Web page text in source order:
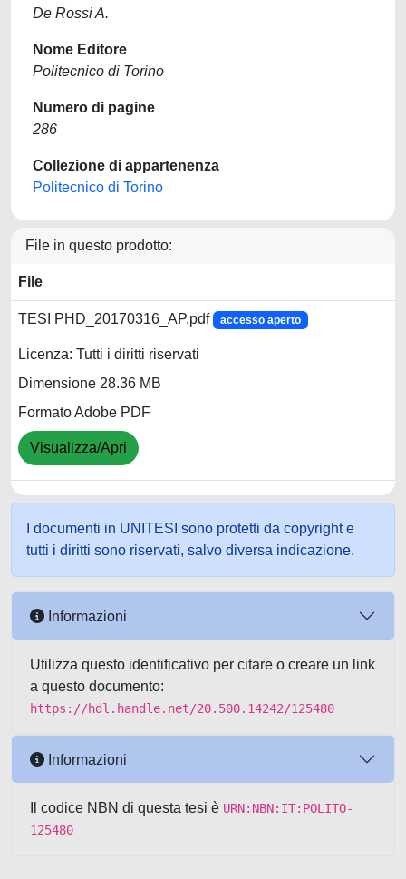
De Rossi A.
Nome Editore
Politecnico di Torino
Numero di pagine
286
Collezione di appartenenza
Politecnico di Torino
File in questo prodotto:
File
TESI PHD_20170316_AP.pdf accesso aperto
Licenza: Tutti i diritti riservati
Dimensione 28.36 MB
Formato Adobe PDF
Visualizza/Apri
I documenti in UNITESI sono protetti da copyright e
tutti i diritti sono riservati, salvo diversa indicazione.
Informazioni
Utilizza questo identificativo per citare o creare un link
a questo documento:
https://hdl.handle.net/20.500.14242/125480
Informazioni
Il codice NBN di questa tesi è URN:NBN:IT:POLITO-
125480